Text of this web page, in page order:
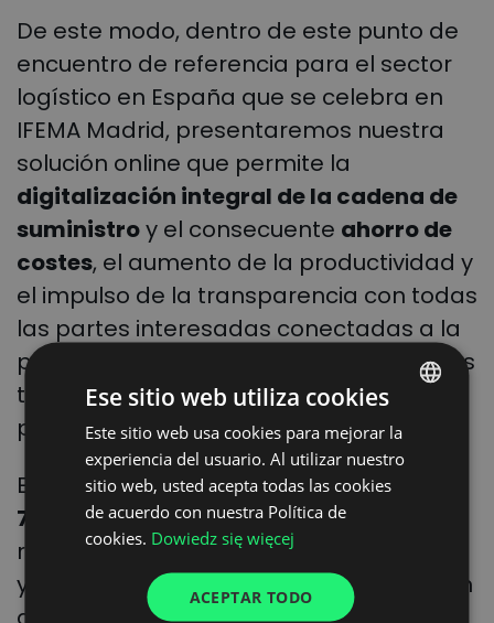
De este modo, dentro de este punto de
encuentro de referencia para el sector
logístico en España que se celebra en
IFEMA Madrid, presentaremos nuestra
solución online que permite la
digitalización integral de la cadena de
suministroy el consecuente ahorro de
costes, el aumento de la productividad y
el impulso de la transparencia con todas
las partes interesadas conectadas a la
plataforma, desde el cargador hasta los
transportistas y conductores, pasando
por los operadores logísticos.
Estaremos, concretamente, en el
7F36
delpabellón 7, dondete
resolveremos cualquier duda o consulta
y podrás conocer de cerca esta solución
POLISH
ENGLISH
Ese sitio web utiliza cookies
Este sitio web usa cookies para mejorar la
experiencia del usuario. Al utilizar nuestro
sitio web, usted acepta todas las cookies
de acuerdo con nuestra Política de
cookies. Dowiedz się więcej
ACEPTAR TODO